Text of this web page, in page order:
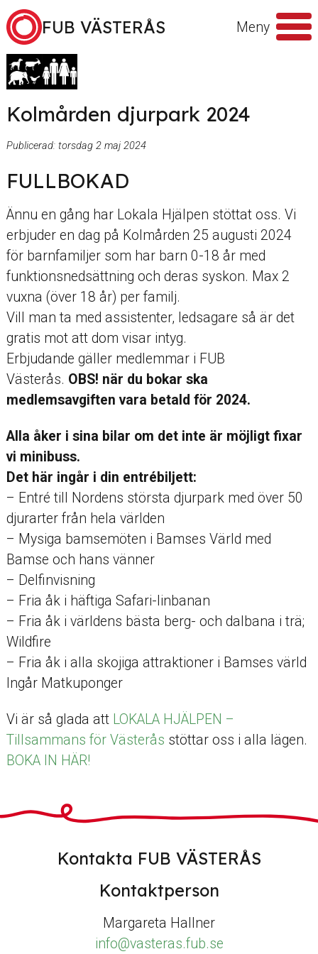
Hoppa till innehåll
FUB VÄSTERÅS Meny
Sök
Kolmården djurpark 2024
Publicerad: torsdag 2 maj 2024
FULLBOKAD
Ännu en gång har Lokala Hjälpen stöttat oss. Vi
erbjuder en dag på Kolmården 25 augusti 2024
för barnfamiljer som har barn 0-18 år med
funktionsnedsättning och deras syskon. Max 2
vuxna (över 18 år) per familj.
Vill man ta med assistenter, ledsagare så är det
gratis mot att dom visar intyg.
Erbjudande gäller medlemmar i FUB
Västerås. OBS! när du bokar ska
medlemsavgiften vara betald för 2024.
Alla åker i sina bilar om det inte är möjligt fixar
vi minibuss.
Det här ingår i din entrébiljett:
– Entré till Nordens största djurpark med över 50
djurarter från hela världen
– Mysiga bamsemöten i Bamses Värld med
Bamse och hans vänner
– Delfinvisning
– Fria åk i häftiga Safari-linbanan
– Fria åk i världens bästa berg- och dalbana i trä;
Wildfire
– Fria åk i alla skojiga attraktioner i Bamses värld
Ingår Matkuponger
Vi är så glada att LOKALA HJÄLPEN –
Tillsammans för Västerås stöttar oss i alla lägen.
BOKA IN HÄR!
Kontakta FUB VÄSTERÅS
Kontaktperson
Margareta Hallner
info@vasteras.fub.se